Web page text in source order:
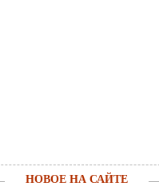
НОВОЕ НА САЙТЕ